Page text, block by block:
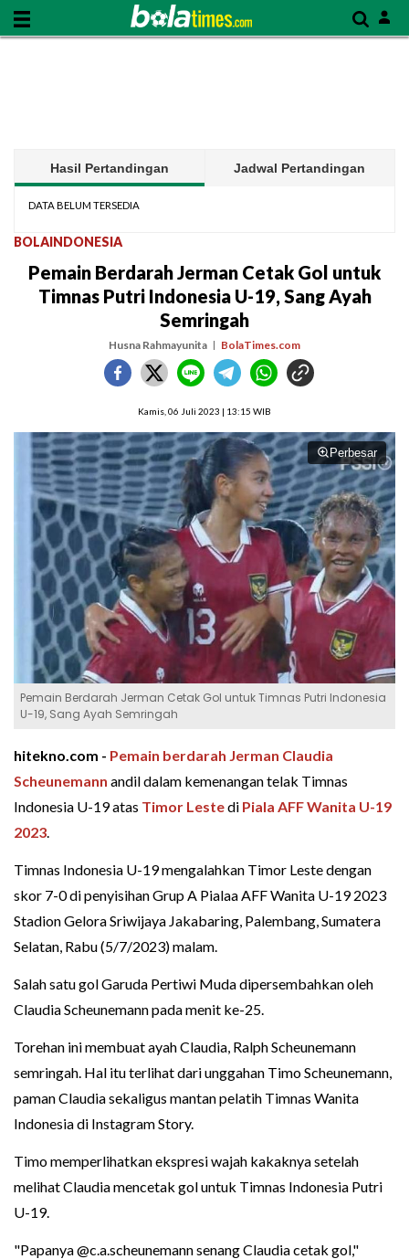
Hasil Pertandingan Jadwal Pertandingan
DATA BELUM TERSEDIA
BOLAINDONESIA
Pemain Berdarah Jerman Cetak Gol untuk
Timnas Putri Indonesia U-19, Sang Ayah
Semringah
Husna Rahmayunita BolaTimes.com
Kamis, 06 Juli 2023 | 13:15 WIB
Perbesar
Pemain Berdarah Jerman Cetak Gol untuk Timnas Putri Indonesia
U-19, Sang Ayah Semringah
hitekno.com - Pemain berdarah Jerman Claudia
Scheunemann andil dalam kemenangan telak Timnas
Indonesia U-19 atas Timor Lestedi Piala AFF Wanita U-19
2023.
Timnas Indonesia U-19 mengalahkan Timor Leste dengan
skor 7-0 di penyisihan Grup A Pialaa AFF Wanita U-19 2023
Stadion Gelora Sriwijaya Jakabaring, Palembang, Sumatera
Selatan, Rabu (5/7/2023) malam.
Salah satu gol Garuda Pertiwi Muda dipersembahkan oleh
Claudia Scheunemann pada menit ke-25.
Torehan ini membuat ayah Claudia, Ralph Scheunemann
semringah. Hal itu terlihat dari unggahan Timo Scheunemann,
paman Claudia sekaligus mantan pelatih Timnas Wanita
Indonesia di Instagram Story.
Timo memperlihatkan ekspresi wajah kakaknya setelah
melihat Claudia mencetak gol untuk Timnas Indonesia Putri
U-19.
"Papanya @c.a.scheunemann senang Claudia cetak gol,"